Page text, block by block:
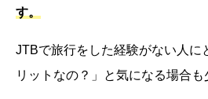
す。
JTBで旅行をした経験がない人に
リットなの？」と気になる場合も